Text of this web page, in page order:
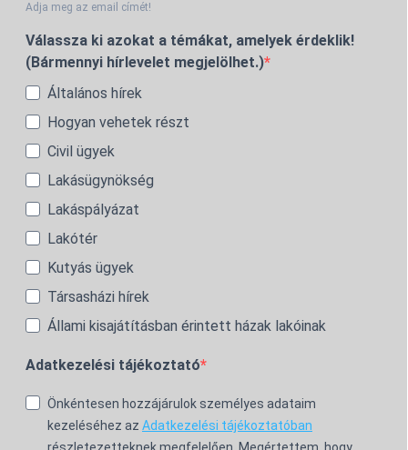
Adja meg az email címét!
Válassza ki azokat a témákat, amelyek érdeklik!
(Bármennyi hírlevelet megjelölhet.)
Általános hírek
Hogyan vehetek részt
Civil ügyek
Lakásügynökség
Lakáspályázat
Lakótér
Kutyás ügyek
Társasházi hírek
Állami kisajátításban érintett házak lakóinak
Adatkezelési tájékoztató
Önkéntesen hozzájárulok személyes adataim
kezeléséhez az Adatkezelési tájékoztatóban